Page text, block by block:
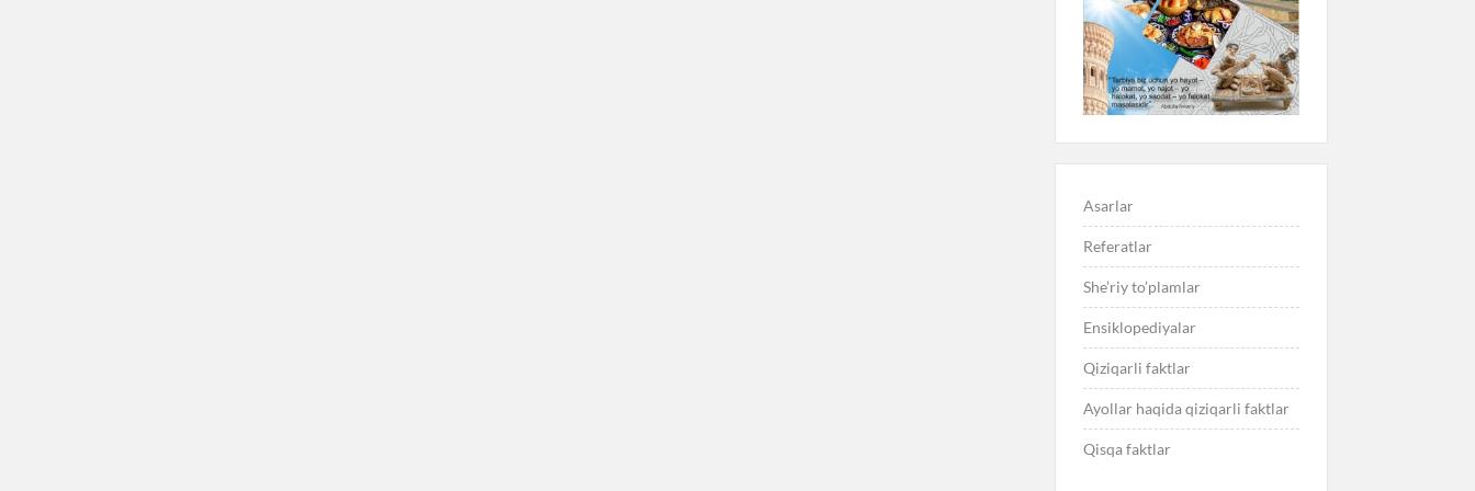
Asarlar
Referatlar
She’riy to’plamlar
Ensiklopediyalar
Qiziqarli faktlar
Ayollar haqida qiziqarli faktlar
Qisqa faktlar